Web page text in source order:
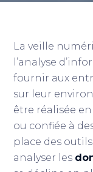
La veille
l’analyse
fournir aux
sur leur
être réalisée
ou confiée à
place des
analyser les